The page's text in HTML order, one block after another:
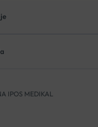
IPOS MEDIKAL